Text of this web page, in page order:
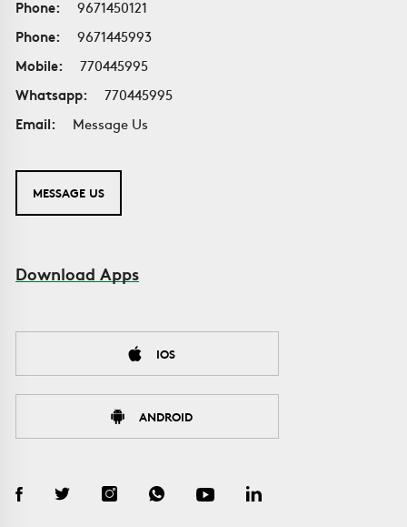
Phone:
9671450121
Phone:
9671445993
Mobile:
770445995
Whatsapp:
770445995
Email:
Message Us
MESSAGE US
Download Apps
IOS
ANDROID